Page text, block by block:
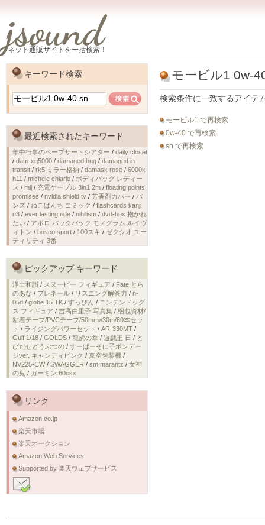
jsound
ネット通販サイトを一括検索！
モービル1 0w-
検索条件に一致するアイテ
モービル1 で再検索
0w-40 で再検索
sn で再検索
キーワード検索
最近検索されたキーワード
年中行事のペープサートシアター / daily closet
/ dam-xg5000 / damaged bug / damaged in
transit / rk5 ミラー格納 / damask rose / 6000k
h11 / michele chiarlo / ボディバッグ レディー
ス / mij / 充電ケーブル 3in1 2m / floating points
promises / nvidia shield tv / 芳香剤カバー / バ
ンズ / ねこぱんち コミック / flashcards kanji
n3 / ever lasting ride / nihilism / dvd-box 抱かれ
たい / アポロ バックパック モノグラム ルイヴ
ィトン / bosco sport / 100スキ / ゼクシオ ユー
ティリティ 3番
ピックアップ キーワード
浄土和讃 / スヌーピー フィギュア / Fate とら
のあな / プレネール / リスニング解答力 / n-
05d / globe 15 TK / すっぴん / ニンテンドッグ
ス フィギュア / 吉高由里子 写真集 / 梱包資材/
粘着テープ/PVCテープ/50mm×30m/60本セッ
ト / ライジングパワーセット / AR-330MT /
Gulf 1/18 / GOLDS / 龍虎の拳 / 遊戯王 日 / と
びだせどうぶつの / すーぱーそに子ボンデー
ジver. キャンディピンク / 真空包装機 /
NV225-CW/ SWAGGER / sm marantz / 女神
の鬼 / ガーミン 60csx
リンク
Amazon.co.jp
楽天市場
楽天オークション
Amazon Web Services
Supported by 楽天ウェブサービス